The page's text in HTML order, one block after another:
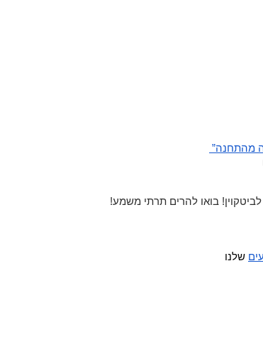
מהתחנה”
יותר! נתראה בבר מצווה
שלנו